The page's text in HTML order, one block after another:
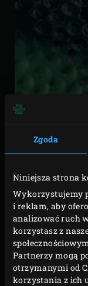
Zgoda
Niniejsza strona
Wykorzystujemy
i reklam, aby
analizować ruch
korzystasz z
Partnerzy mogą
otrzymanymi od
korzystania z ich
Każdy Big Green
jeśli wyzionie
możesz zamówić
(Tel-Tru
kopule twojego
temperatura jest
i utraty ciepła.